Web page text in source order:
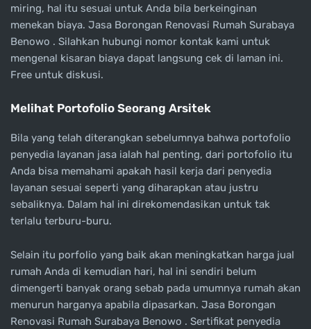
miring, hal itu sesuai untuk Anda bila berkeinginan
menekan biaya. Jasa Borongan Renovasi Rumah Surabaya
Benowo . Silahkan hubungi nomor kontak kami untuk
mengenal kisaran biaya dapat langsung cek di laman ini.
Free untuk diskusi.
Melihat Portofolio Seorang Arsitek
Bila yang telah diterangkan sebelumnya bahwa portofolio
penyedia layanan jasa ialah hal penting, dari portofolio itu
Anda bisa memahami apakah hasil kerja dari penyedia
layanan sesuai seperti yang diharapkan atau justru
sebaliknya. Dalam hal ini direkomendasikan untuk tak
terlalu terburu-buru.
Selain itu porfolio yang baik akan meningkatkan harga jual
rumah Anda di kemudian hari, hal ini sendiri belum
dimengerti banyak orang sebab pada umumnya rumah akan
menurun harganya apabila dipasarkan. Jasa Borongan
Renovasi Rumah Surabaya Benowo . Sertifikat penyedia